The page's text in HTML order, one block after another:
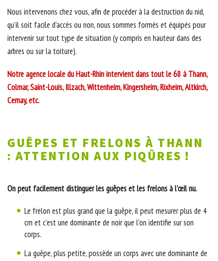
Nous intervenons chez vous, afin de procéder à la destruction du nid,
qu’il soit facile d’accès ou non, nous sommes formés et équipés pour
intervenir sur tout type de situation (y compris en hauteur dans des
arbres ou sur la toiture).
Notre agence locale du Haut-Rhin intervient dans tout le 68 à Thann,
Colmar, Saint-Louis, Illzach, Wittenheim, Kingersheim, Rixheim, Altkirch,
Cernay, etc.
GUÊPES ET FRELONS À THANN
: ATTENTION AUX PIQÛRES !
On peut facilement distinguer les guêpes et les frelons à l’œil nu.
Le frelon est plus grand que la guêpe, il peut mesurer plus de 4
cm et c’est une dominante de noir que l’on identifie sur son
corps.
La guêpe, plus petite, possède un corps avec une dominante de